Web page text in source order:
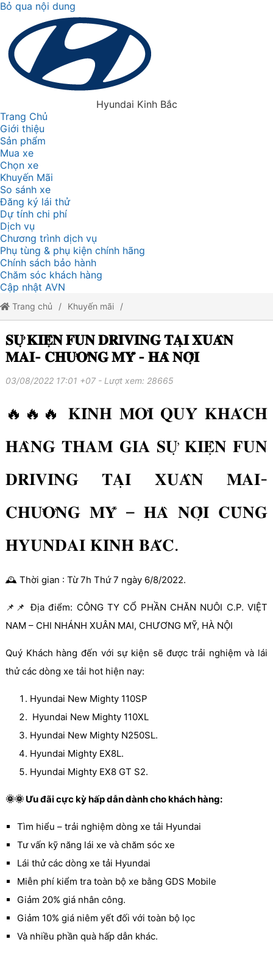
Bỏ qua nội dung
Hyundai Kinh Bắc
Trang Chủ
Giới thiệu
Sản phẩm
Mua xe
Chọn xe
Khuyến Mãi
So sánh xe
Đăng ký lái thử
Dự tính chi phí
Dịch vụ
Chương trình dịch vụ
Phụ tùng & phụ kiện chính hãng
Chính sách bảo hành
Chăm sóc khách hàng
Cập nhật AVN
Trang chủ Khuyến mãi
𝐒𝐔̛̣ 𝐊𝐈𝐄̣̂𝐍 𝐅𝐔𝐍 𝐃𝐑𝐈𝐕𝐈𝐍𝐆 𝐓𝐀̣𝐈 𝐗𝐔𝐀̂𝐍 𝐌𝐀𝐈- 𝐂𝐇𝐔̛𝐎̛𝐍𝐆 𝐌𝐘̃ - 𝐇𝐀̀ 𝐍𝐎̣̂𝐈
𝐒𝐔̛̣ 𝐊𝐈𝐄̣̂𝐍 𝐅𝐔𝐍 𝐃𝐑𝐈𝐕𝐈𝐍𝐆 𝐓𝐀̣𝐈 𝐗𝐔𝐀̂𝐍
𝐌𝐀𝐈- 𝐂𝐇𝐔̛𝐎̛𝐍𝐆 𝐌𝐘̃ - 𝐇𝐀̀ 𝐍𝐎̣̂𝐈
03/08/2022 17:01 +07 - Lượt xem: 28665
🔥🔥🔥 𝐊𝐈́𝐍𝐇 𝐌𝐎̛̀𝐈 𝐐𝐔𝐘́ 𝐊𝐇𝐀́𝐂𝐇
𝐇𝐀̀𝐍𝐆 𝐓𝐇𝐀𝐌 𝐆𝐈𝐀 𝐒𝐔̛̣ 𝐊𝐈𝐄̣̂𝐍 𝐅𝐔𝐍
𝐃𝐑𝐈𝐕𝐈𝐍𝐆 𝐓𝐀̣𝐈 𝐗𝐔𝐀̂𝐍 𝐌𝐀𝐈-
𝐂𝐇𝐔̛𝐎̛𝐍𝐆 𝐌𝐘̃ – 𝐇𝐀̀ 𝐍𝐎̣̂𝐈 𝐂𝐔̀𝐍𝐆
𝐇𝐘𝐔𝐍𝐃𝐀𝐈 𝐊𝐈𝐍𝐇 𝐁𝐀̆́𝐂.
🕰 Thời gian : Từ 7h Thứ 7 ngày 6/8/2022.
📌📌 Địa điểm: CÔNG TY CỔ PHẦN CHĂN NUÔI C.P. VIỆT
NAM – CHI NHÁNH XUÂN MAI, CHƯƠNG MỸ, HÀ NỘI
Quý Khách hàng đến với sự kiện sẽ được trải nghiệm và lái
thử các dòng xe tải hot hiện nay:
Hyundai New Mighty 110SP
Hyundai New Mighty 110XL
Hyundai New Mighty N250SL.
Hyundai Mighty EX8L.
Hyundai Mighty EX8 GT S2.
🌞🌞 Ưu đãi cực kỳ hấp dẫn dành cho khách hàng:
Tìm hiểu – trải nghiệm dòng xe tải Hyundai
Tư vấn kỹ năng lái xe và chăm sóc xe
Lái thử các dòng xe tải Hyundai
Miễn phí kiểm tra toàn bộ xe bằng GDS Mobile
Giảm 20% giá nhân công.
Giảm 10% giá niêm yết đối với toàn bộ lọc
Và nhiều phần quà hấp dẫn khác.